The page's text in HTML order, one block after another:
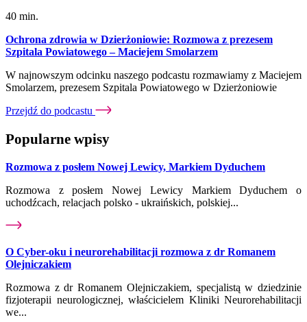
40 min.
Ochrona zdrowia w Dzierżoniowie: Rozmowa z prezesem
Szpitala Powiatowego – Maciejem Smolarzem
W najnowszym odcinku naszego podcastu rozmawiamy z Maciejem
Smolarzem, prezesem Szpitala Powiatowego w Dzierżoniowie
Przejdź do podcastu
Popularne wpisy
Rozmowa z posłem Nowej Lewicy, Markiem Dyduchem
Rozmowa z posłem Nowej Lewicy Markiem Dyduchem o
uchodźcach, relacjach polsko - ukraińskich, polskiej...
O Cyber-oku i neurorehabilitacji rozmowa z dr Romanem
Olejniczakiem
Rozmowa z dr Romanem Olejniczakiem, specjalistą w dziedzinie
fizjoterapii neurologicznej, właścicielem Kliniki Neurorehabilitacji
we...